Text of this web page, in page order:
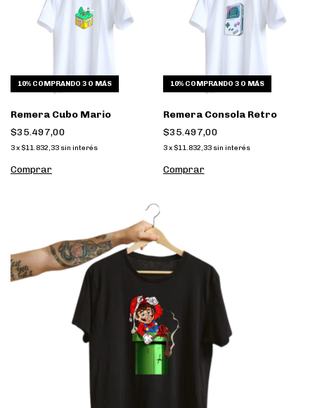
10% COMPRANDO 3 O MÁS
Remera Cubo Mario
$35.497,00
3x $11.832,33 sin interés
Comprar
10% COMPRANDO 3 O MÁS
Remera Consola Retro
$35.497,00
3 x $11.832,33 sin interés
Comprar